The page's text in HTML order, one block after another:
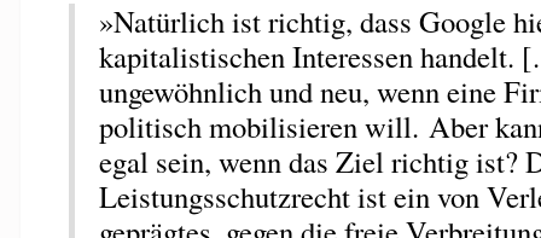
»Natürlich ist richtig, dass Google
kapitalistischen Interessen
ungewöhnlich und neu, wenn eine
politisch mobilisieren will. Aber
egal sein, wenn das Ziel richtig ist?
Leistungsschutzrecht ist ein von